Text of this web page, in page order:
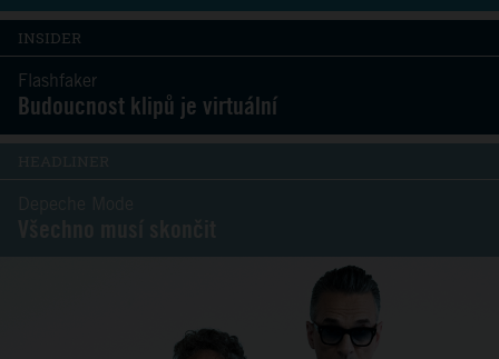
INSIDER
Flashfaker
Budoucnost klipů je virtuální